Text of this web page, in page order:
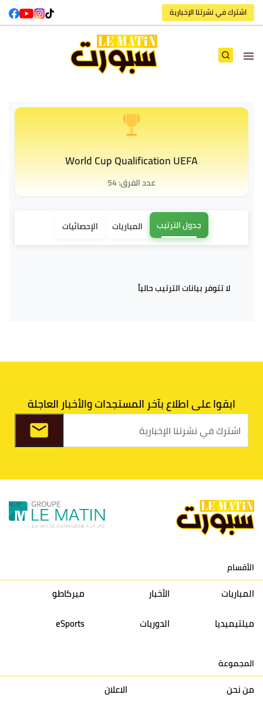
اشترك في نشرتنا الإخبارية
World Cup Qualification UEFA
عدد الفرق: 54
جدول الترتيب المباريات الإحصائيات
لا تتوفر بيانات الترتيب حالياً
ابقوا على اطلاع بآخر المستجدات والأخبار العاجلة
الأقسام
المباريات الأخبار
ميركاطو
ميلتيميديا
الدوريات eSports
المجموعة
من نحن
الاعلان